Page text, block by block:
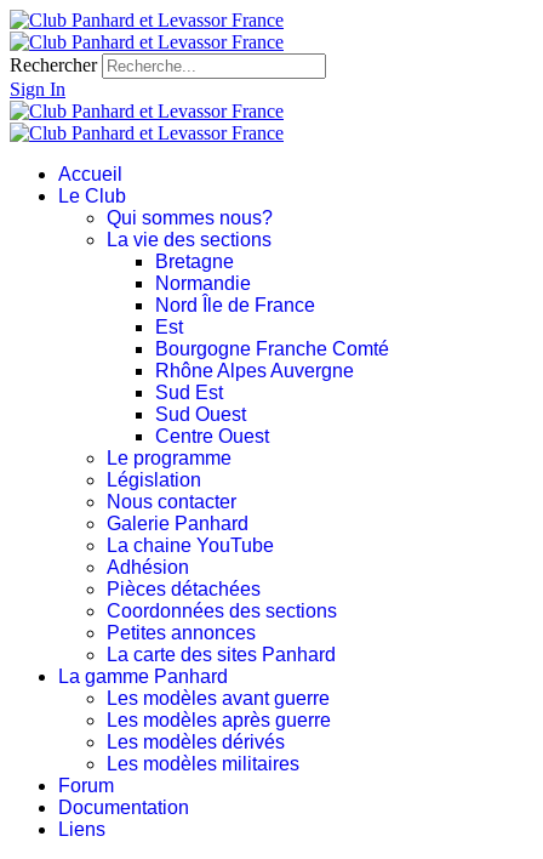
Rechercher
Sign In
Accueil
Le Club
Qui sommes nous?
La vie des sections
Bretagne
Normandie
Nord Île de France
Est
Bourgogne Franche Comté
Rhône Alpes Auvergne
Sud Est
Sud Ouest
Centre Ouest
Le programme
Législation
Nous contacter
Galerie Panhard
La chaine YouTube
Adhésion
Pièces détachées
Coordonnées des sections
Petites annonces
La carte des sites Panhard
La gamme Panhard
Les modèles avant guerre
Les modèles après guerre
Les modèles dérivés
Les modèles militaires
Forum
Documentation
Liens